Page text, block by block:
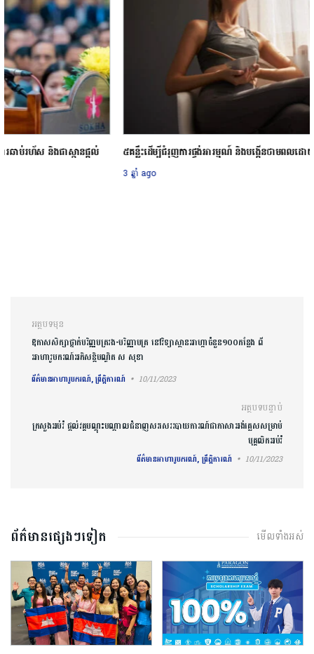
៥គន្លឹះដើម្បីជំរុញការផ្ចង់អារម្មណ៍ និងបង្កើនថាមពលដោយវិធីសាមញ្ញៗ
ការ​នាំទិស​ប្រកាស
អត្ថបទមុន
ឱកាសសិក្សាថ្នាក់បរិញ្ញបត្ររង-បរិញ្ញាបត្រ នៅវិទ្យាស្ថានអាហ្កាចំនួន១០០​កន្លែង​ ពី
អាហារូបករណ៍អភិសន្តិបណ្ឌិត ស សុខា
ព័ត៌មានអាហារូបករណ៍, ព្រឹត្តិការណ៍ 10/11/2023
អត្ថបទបន្ទាប់
ក្រសួងអប់រំ ផ្ដល់វគ្គបណ្តុះបណ្តាលជំនាញសរសេររបាយការណ៍ជាភាសាអង់គ្លេសសម្រាប់
បុគ្គលិកអប់រំ
ព័ត៌មានអាហារូបករណ៍, ព្រឹត្តិការណ៍ 10/11/2023
ព័ត៌មានផ្សេងៗទៀត មើលទាំងអស់